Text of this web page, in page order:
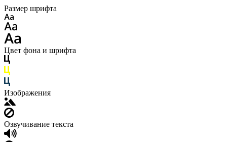
Размер шрифта
Цвет фона и шрифта
Изображения
Озвучивание текста